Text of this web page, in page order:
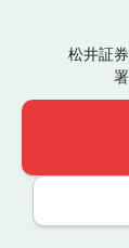
松井証